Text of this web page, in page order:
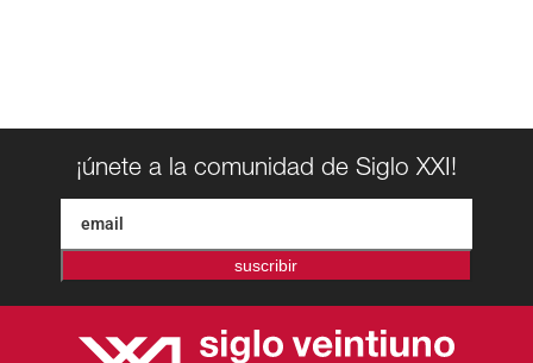
¡únete a la comunidad de Siglo XXI!
suscribir